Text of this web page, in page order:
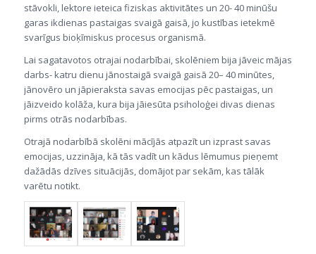
stāvokli, lektore ieteica fiziskas aktivitātes un 20- 40 minūšu
garas ikdienas pastaigas svaigā gaisā, jo kustības ietekmē
svarīgus bioķīmiskus procesus organismā.
Lai sagatavotos otrajai nodarbībai, skolēniem bija jāveic mājas
darbs- katru dienu jānostaigā svaigā gaisā 20– 40 minūtes,
jānovēro un jāpieraksta savas emocijas pēc pastaigas, un
jāizveido kolāža, kura bija jāiesūta psiholoģei divas dienas
pirms otrās nodarbības.
Otrajā nodarbībā skolēni mācījās atpazīt un izprast savas
emocijas, uzzināja, kā tās vadīt un kādus lēmumus pieņemt
dažādās dzīves situācijās, domājot par sekām, kas tālāk
varētu notikt.